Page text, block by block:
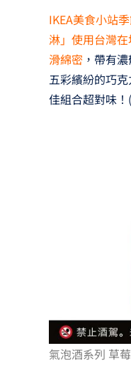
IKEA美食小站
淋」使用台灣
滑綿密 ，帶有
五彩繽紛的巧
佳組合超對味
氣泡酒系列 草